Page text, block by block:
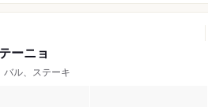
ーニョ
バル、ステーキ